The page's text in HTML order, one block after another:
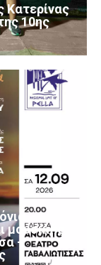
10ης
μουσικής
–